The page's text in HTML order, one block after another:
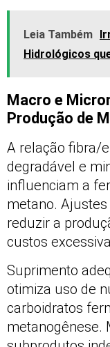
Leia Também
Hidrológicos
Macro e
Produção de
A relação fibra/
degradável e
influenciam a
metano.
reduzir a
custos
Suprimento
otimiza uso de
carboidratos
metanogênese.